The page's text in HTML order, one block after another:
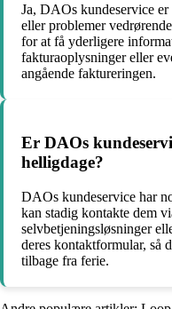
Ja, DAOs kundeservice
eller problemer
for at få yderligere
fakturaoplysninger eller
angående faktureringen.
Er DAOs
helligdage?
DAOs kundeservice har
kan stadig kontakte dem
selvbetjeningsløsninger
deres kontaktformular, så
tilbage fra ferie.